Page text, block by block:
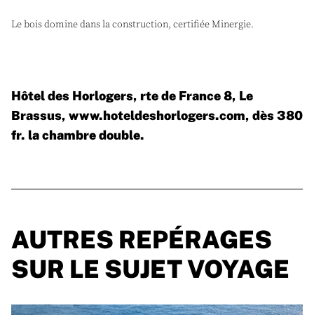
Le bois domine dans la construction, certifiée Minergie.
Hôtel des Horlogers, rte de France 8, Le
Brassus, www.hoteldeshorlogers.com, dès 380
fr. la chambre double.
AUTRES REPÉRAGES
SUR LE SUJET VOYAGE